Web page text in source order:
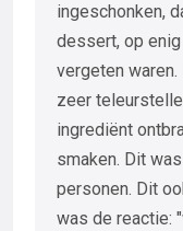
ingeschonken,
dessert, op
vergeten
zeer
ingrediënt
smaken. Dit
personen. Dit
was de reactie: